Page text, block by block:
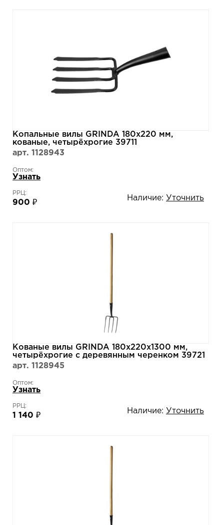
Копальные вилы GRINDA 180х220 мм,
кованые, четырёхрогие 39711
арт. 1128943
Оптом:
Узнать
РРЦ:
900 ₽
Наличие: Уточнить
Кованые вилы GRINDA 180х220х1300 мм,
четырёхрогие с деревянным черенком 39721
арт. 1128945
Оптом:
Узнать
РРЦ:
1 140 ₽
Наличие: Уточнить